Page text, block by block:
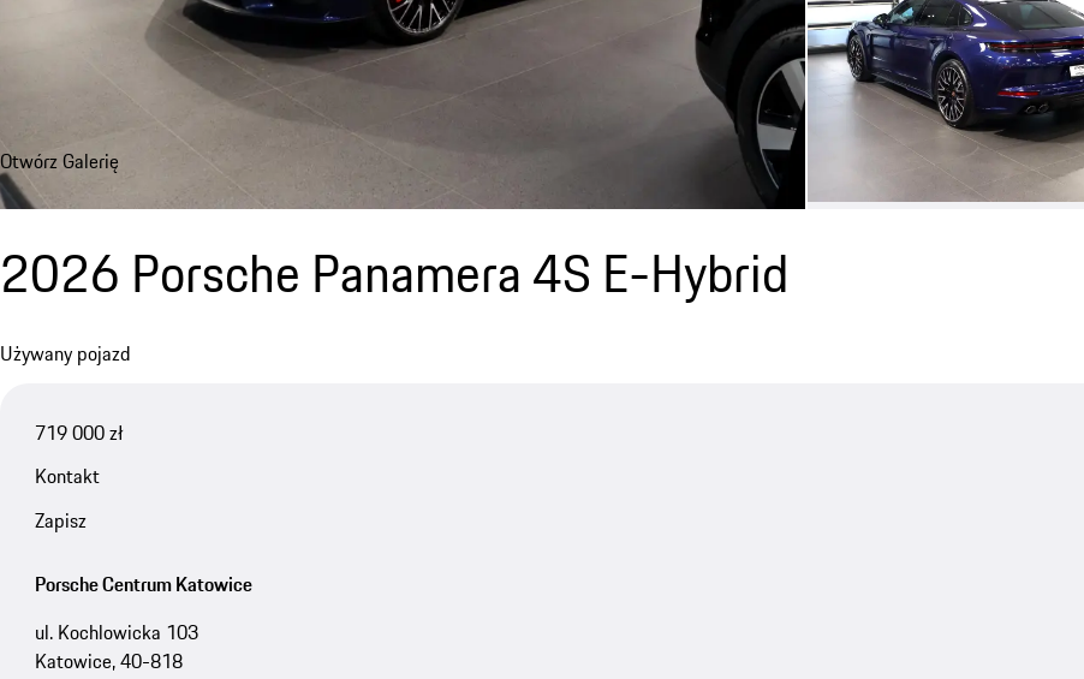
Otwórz Galerię
2026 Porsche Panamera 4S E-Hybrid
Używany pojazd
719 000 zł
Kontakt
Zapisz
Porsche Centrum Katowice
ul. Kochlowicka 103
Katowice, 40-818